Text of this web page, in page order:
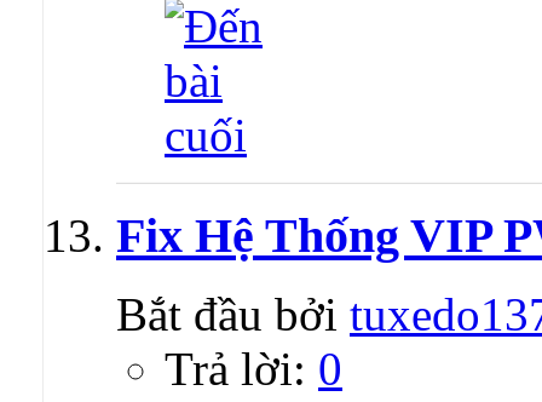
Fix Hệ Thống VIP
Bắt đầu bởi
Trả lời: 0